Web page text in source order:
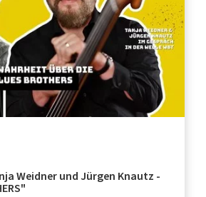
Weidner und Jürgen Knautz -